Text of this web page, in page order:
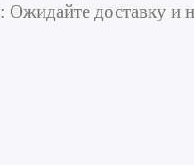
: Ожидайте доставку и